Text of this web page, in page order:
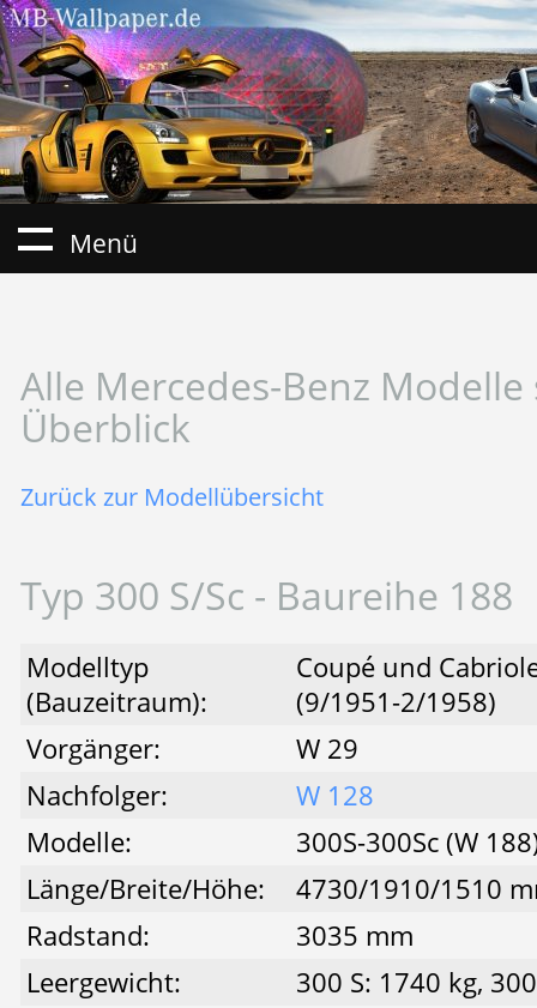
Menü
Alle Mercedes-Benz
Überblick
Zurück zur Modellübersicht
Typ 300 S/Sc - Baureihe 188
Modelltyp
(Bauzeitraum):
Coupé und
(9/1951-2/1958)
Vorgänger:
W 29
Nachfolger:
W 128
Modelle:
300S-300Sc (W
Länge/Breite/Höhe:
4730/1910/1510
Radstand:
3035 mm
Leergewicht:
300 S: 1740 kg,